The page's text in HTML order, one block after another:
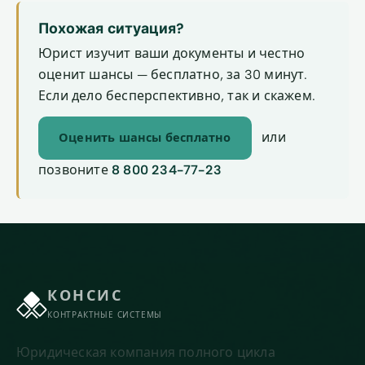
Похожая ситуация?
Юрист изучит ваши документы и честно
оценит шансы — бесплатно, за 30 минут.
Если дело бесперспективно, так и скажем.
Оценить шансы бесплатно или
позвоните 8 800 234-77-23
КОНСИС
КОНТРАКТНЫЕ СИСТЕМЫ
Юридическая компания полного цикла